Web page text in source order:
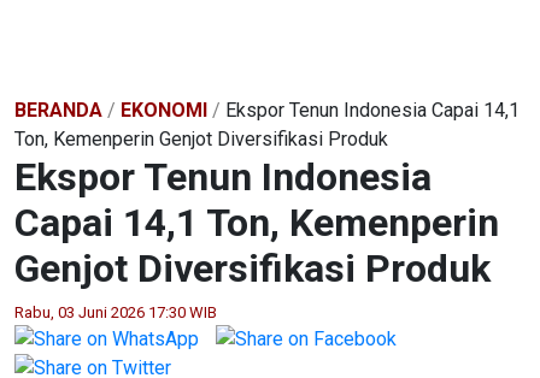
BERANDA / EKONOMI / Ekspor Tenun Indonesia Capai 14,1
Ton, Kemenperin Genjot Diversifikasi Produk
Ekspor Tenun Indonesia
Capai 14,1 Ton, Kemenperin
Genjot Diversifikasi Produk
Rabu, 03 Juni 2026 17:30 WIB